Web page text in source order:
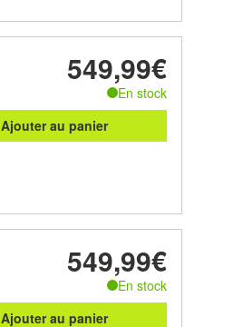
549,99€
En stock
Ajouter au panier
549,99€
En stock
Ajouter au panier